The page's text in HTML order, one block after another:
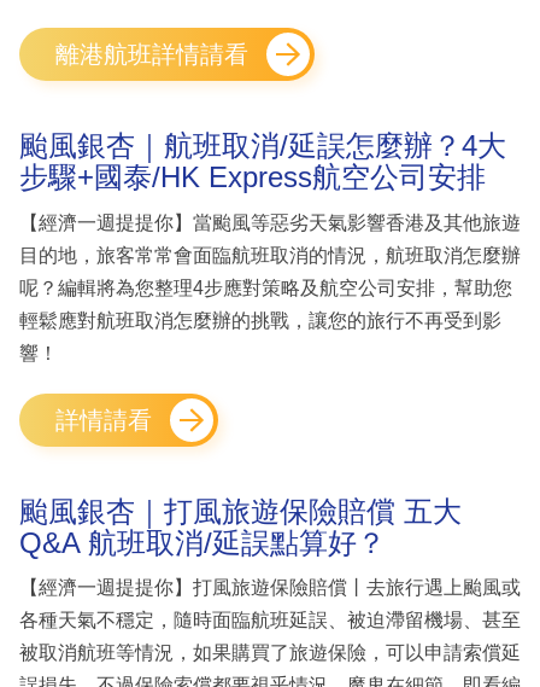
離港航班詳情請看
颱風銀杏｜航班取消/延誤怎麼辦？4大
步驟+國泰/HK Express航空公司安排
【經濟一週提提你】當颱風等惡劣天氣影響香港及其他旅遊
目的地，旅客常常會面臨航班取消的情況，航班取消怎麼辦
呢？編輯將為您整理4步應對策略及航空公司安排，幫助您
輕鬆應對航班取消怎麼辦的挑戰，讓您的旅行不再受到影
響！
詳情請看
颱風銀杏｜打風旅遊保險賠償 五大
Q&A 航班取消/延誤點算好？
【經濟一週提提你】打風旅遊保險賠償丨去旅行遇上颱風或
各種天氣不穩定，隨時面臨航班延誤、被迫滯留機場、甚至
被取消航班等情況，如果購買了旅遊保險，可以申請索償延